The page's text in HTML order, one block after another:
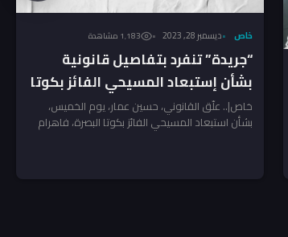
خاص ديسمبر 28, 2023 1٬183 مشاهدة
“جريدة” تنفرد بتفاصيل قانونية
بشأن إستبعاد المسيحي الفائز بكوتا
البصرة
خاص|.. علّق القانوني، حسين عمار، يوم الخميس،
بشأن استبعاد المسيحي الفائز بكوتا البصرة، فاهرام